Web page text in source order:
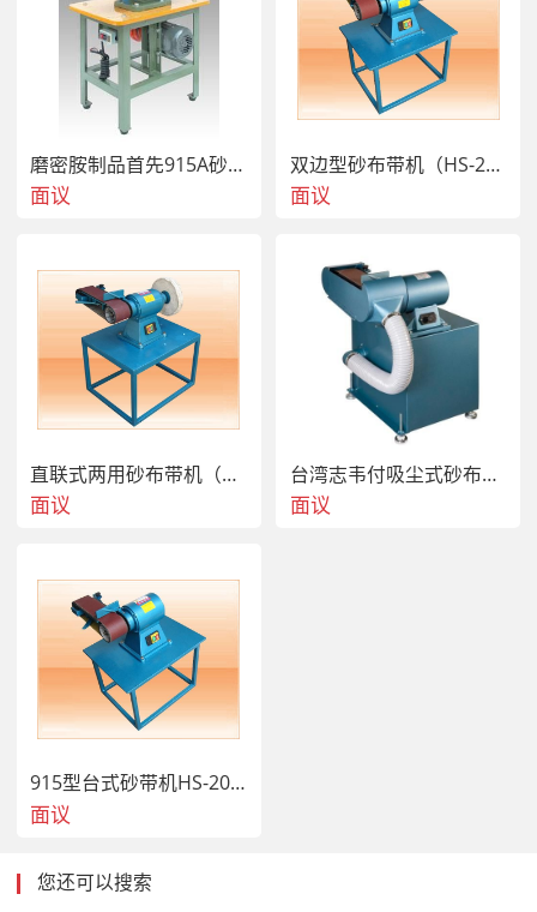
磨密胺制品首先915A砂带机
面议
双边型砂布带机（HS-26A）
面议
直联式两用砂布带机（HS-23）
面议
台湾志韦付吸尘式砂布环带研磨机GW-80
面议
915型台式砂带机HS-20磨平面
面议
您还可以搜索